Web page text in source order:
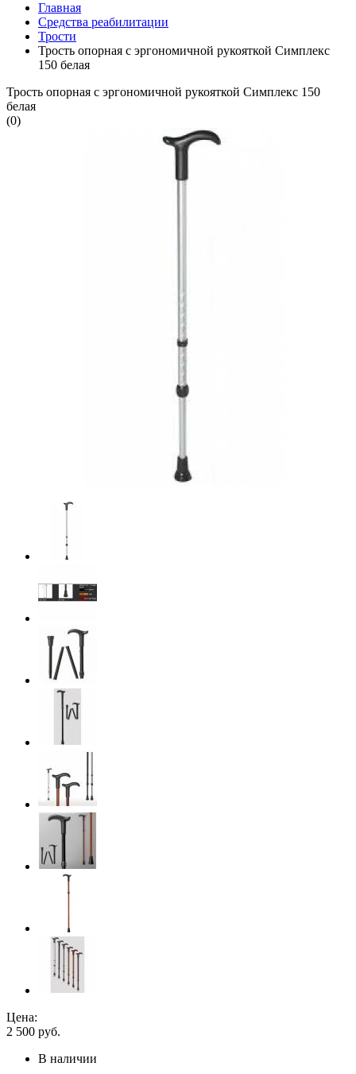
Главная
Средства реабилитации
Трости
Трость опорная с эргономичной рукояткой Симплекс
150 белая
Трость опорная с эргономичной рукояткой Симплекс 150
белая
(0)
Цена:
2 500 руб.
В наличии